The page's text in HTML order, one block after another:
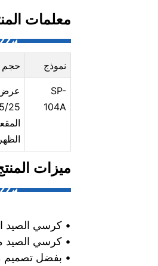
معلمات
نموذج حجم
SP-
104A
عرض
الظهر 46 سم
ميزات
• كرسي الصيد
• كرسي الصيد
• بفضل تصميم